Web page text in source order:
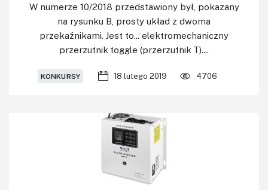
W numerze 10/2018 przedstawiony był, pokazany
na rysunku B, prosty układ z dwoma
przekaźnikami. Jest to... elektromechaniczny
przerzutnik toggle (przerzutnik T)....
KONKURSY 18 lutego 2019 4706